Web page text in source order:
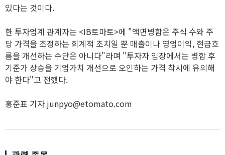
있다는 것이다.
한 투자업계 관계자는 <IB토마토>에 "액면병합은 주식 수와 주
당 가격을 조정하는 회계적 조치일 뿐 매출이나 영업이익, 현금흐
름을 개선하는 수단은 아니다"라며 "투자자 입장에서는 병합 후
기준가 상승을 기업가치 개선으로 오인하는 가격 착시에 유의해
야 한다"고 전했다.
홍준표 기자 junpyo@etomato.com